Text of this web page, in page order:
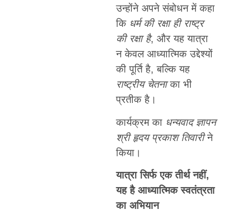
उन्होंने अपने संबोधन में कहा
कि धर्म की रक्षा ही राष्ट्र
की रक्षा है, और यह यात्रा
न केवल आध्यात्मिक उद्देश्यों
की पूर्ति है, बल्कि यह
राष्ट्रीय चेतनाका भी
प्रतीक है।
कार्यक्रम का धन्यवाद ज्ञापन
श्री हृदय प्रकाश तिवारीने
किया।
यात्रा सिर्फ एक तीर्थ नहीं,
यह है आध्यात्मिक स्वतंत्रता
का अभियान